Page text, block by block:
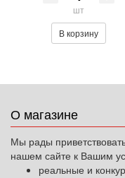
шт
В корзину
О магазине
Мы рады
нашем сайте к Вашим
реальные и